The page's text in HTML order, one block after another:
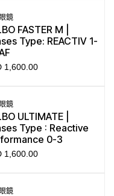
鏡
FASTER M |
Type: REACTIV 1-
1,600.00
鏡
ULTIMATE |
Type : Reactive
0-3
1,600.00
鏡